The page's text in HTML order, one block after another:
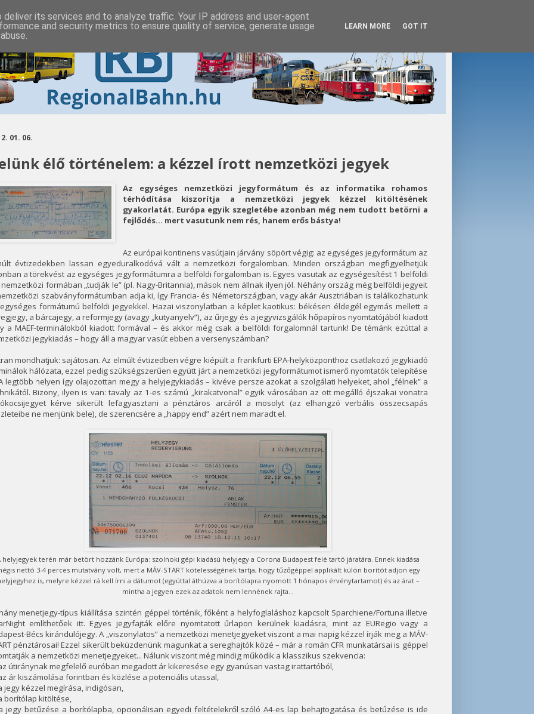
01. 06.
élő történelem: a kézzel írott nemzetközi jegyek
Az egységes nemzetközi jegyformátum és az informatika rohamos
térhódítása kiszorítja a nemzetközi jegyek kézzel kitöltésének
gyakorlatát. Európa egyik szegletébe azonban még nem tudott betörni a
fejlődés... mert vasutunk nem rés, hanem erős bástya!
Az európai kontinens vasútjain járvány söpört végig: az egységes jegyformátum az
évtizedekben lassan egyeduralkodóvá vált a nemzetközi forgalomban. Minden országban megfigyelhetjük
a törekvést az egységes jegyformátumra a belföldi forgalomban is. Egyes vasutak az egységesítést 1 belföldi
nemzetközi formában „tudják le” (pl. Nagy-Britannia), mások nem állnak ilyen jól. Néhány ország még belföldi jegyeit
szabványformátumban adja ki, így Francia- és Németországban, vagy akár Ausztriában is találkozhatunk
formátumú belföldi jegyekkel. Hazai viszonylatban a képlet kaotikus: békésen éldegél egymás mellett a
a bárcajegy, a reformjegy (avagy „kutyanyelv”), az űrjegy és a jegyvizsgálók hőpapíros nyomtatójából kiadott
a MAEF-terminálokból kiadott formával – és akkor még csak a belföldi forgalomnál tartunk! De témánk ezúttal a
jegykiadás – hogy áll a magyar vasút ebben a versenyszámban?
mondhatjuk: sajátosan. Az elmúlt évtizedben végre kiépült a frankfurti EPA-helyközponthoz csatlakozó jegykiadó
hálózata, ezzel pedig szükségszerűen együtt járt a nemzetközi jegyformátumot ismerő nyomtatók telepítése
legtöbb helyen így olajozottan megy a helyjegykiadás – kivéve persze azokat a szolgálati helyeket, ahol „félnek” a
Bizony, ilyen is van: tavaly az 1-es számú „kirakatvonal” egyik városában az ott megálló éjszakai vonatra
kérve sikerült lefagyasztani a pénztáros arcáról a mosolyt (az elhangzó verbális összecsapás
ne menjünk bele), de szerencsére a „happy end” azért nem maradt el.
helyjegyek terén már betört hozzánk Európa: szolnoki gépi kiadású helyjegy a Corona Budapest felé tartó járatára. Ennek kiadása
nettó 3-4 perces mutatvány volt, mert a MÁV-START kötelességének tartja, hogy tűzőgéppel applikált külön borítót adjon egy
is, melyre kézzel rá kell írni a dátumot (egyúttal áthúzva a borítólapra nyomott 1 hónapos érvénytartamot) és az árat –
mintha a jegyen ezek az adatok nem lennének rajta...
menetjegy-típus kiállítása szintén géppel történik, főként a helyfoglaláshoz kapcsolt Sparchiene/Fortuna illetve
említhetőek itt. Egyes jegyfajták előre nyomtatott űrlapon kerülnek kiadásra, mint az EURegio vagy a
Bécs kirándulójegy. A „viszonylatos” a nemzetközi menetjegyeket viszont a mai napig kézzel írják meg a MÁV-
pénztárosai! Ezzel sikerült beküzdenünk magunkat a sereghajtók közé – már a román CFR munkatársai is géppel
a nemzetközi menetjegyeket... Nálunk viszont még mindig működik a klasszikus szekvencia:
útiránynak megfelelő euróban megadott ár kikeresése egy gyanúsan vastag irattartóból,
ár kiszámolása forintban és közlése a potenciális utassal,
jegy kézzel megírása, indigósan,
borítólap kitöltése,
jegy betűzése a borítólapba, opcionálisan egyedi feltételekről szóló A4-es lap behajtogatása és betűzése is ide
its services and to analyze traffic. Your IP address and user-agent
and security metrics to ensure quality of service, generate usage
LEARN MORE GOT IT